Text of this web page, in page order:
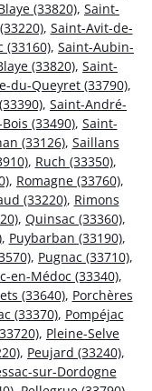
(33820), Saint-
, Saint-Avit-de-
(33160), Saint-Aubin-
(33820), Saint-
du-Queyret (33790),
, Saint-André-
(33490), Saint-
(33126), Saillans
, Ruch (33350),
, Romagne (33760),
(33220), Rimons
, Quinsac (33360),
, Puybarban (33190),
, Pugnac (33710),
en-Médoc (33340),
(33640), Porchères
(33370), Pompéjac
, Pleine-Selve
, Peujard (33240),
sur-Dordogne